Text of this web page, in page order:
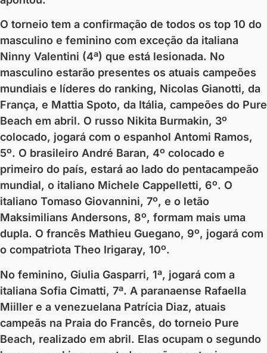
O torneio tem a confirmação de todos os top 10 do
masculino e feminino com exceção da italiana
Ninny Valentini (4ª) que está lesionada. No
masculino estarão presentes os atuais campeões
mundiais e líderes do ranking, Nicolas Gianotti, da
França, e Mattia Spoto, da Itália, campeões do Pure
Beach em abril. O russo Nikita Burmakin, 3º
colocado, jogará com o espanhol Antomi Ramos,
5º. O brasileiro André Baran, 4º colocado e
primeiro do país, estará ao lado do pentacampeão
mundial, o italiano Michele Cappelletti, 6º. O
italiano Tomaso Giovannini, 7º, e o letão
Maksimilians Andersons, 8º, formam mais uma
dupla. O francês Mathieu Guegano, 9º, jogará com
o compatriota Theo Irigaray, 10º.
No feminino, Giulia Gasparri, 1ª, jogará com a
italiana Sofia Cimatti, 7ª. A paranaense Rafaella
Miiller e a venezuelana Patrícia Diaz, atuais
campeãs na Praia do Francês, do torneio Pure
Beach, realizado em abril. Elas ocupam o segundo